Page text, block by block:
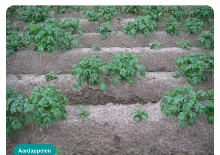
Aardappelen